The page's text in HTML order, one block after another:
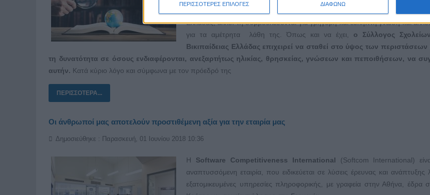
ΠΕΡΙΣΣΟΤΕΡΕΣ ΕΠΙΛΟΓΕΣ ΔΙΑΦΩΝΩ
Ελλάδας, άλλοι τη συμβουλεύονται για γρήγορη και εύληπτη γνώση και άλλοι
για τα αμέτρητα λάθη της. Όπως και να έχει,
ο Σύλλογος
Βικιπαίδειας Ελλάδας επιχειρεί να σταθεί στο ύψος των
τη δυνατότητα σε όσους ενδιαφέρονται, ανεξαρτήτως ηλικίας, θρησκείας, γνώσεων και πεποιθήσεων, να
αυτήν. Κατά κύριο λόγο και σύμφωνα με τον πρόεδρό της
ΠΕΡΙΣΣΌΤΕΡΑ...
Οι άνθρωποί μας αποτελούν προστιθέμενη αξία για την εταιρία μας
Δημοσιεύθηκε : Παρασκευή, 01 Ιουνίου 2018 10:36
Η Software Competitiveness International (Softcom International)
αναπτυσσόμενη εταιρία, που ειδικεύεται σε λύσεις έρευνας και ανάπτυξης
εξατομικευμένες υπηρεσίες πληροφορικής, με γραφεία στην Αθήνα, έδρα